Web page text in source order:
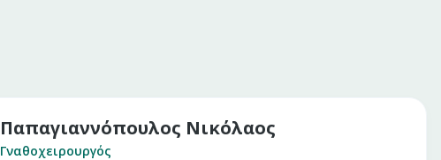
Παπαγιαννόπουλος Νικόλαος
Γναθοχειρουργός